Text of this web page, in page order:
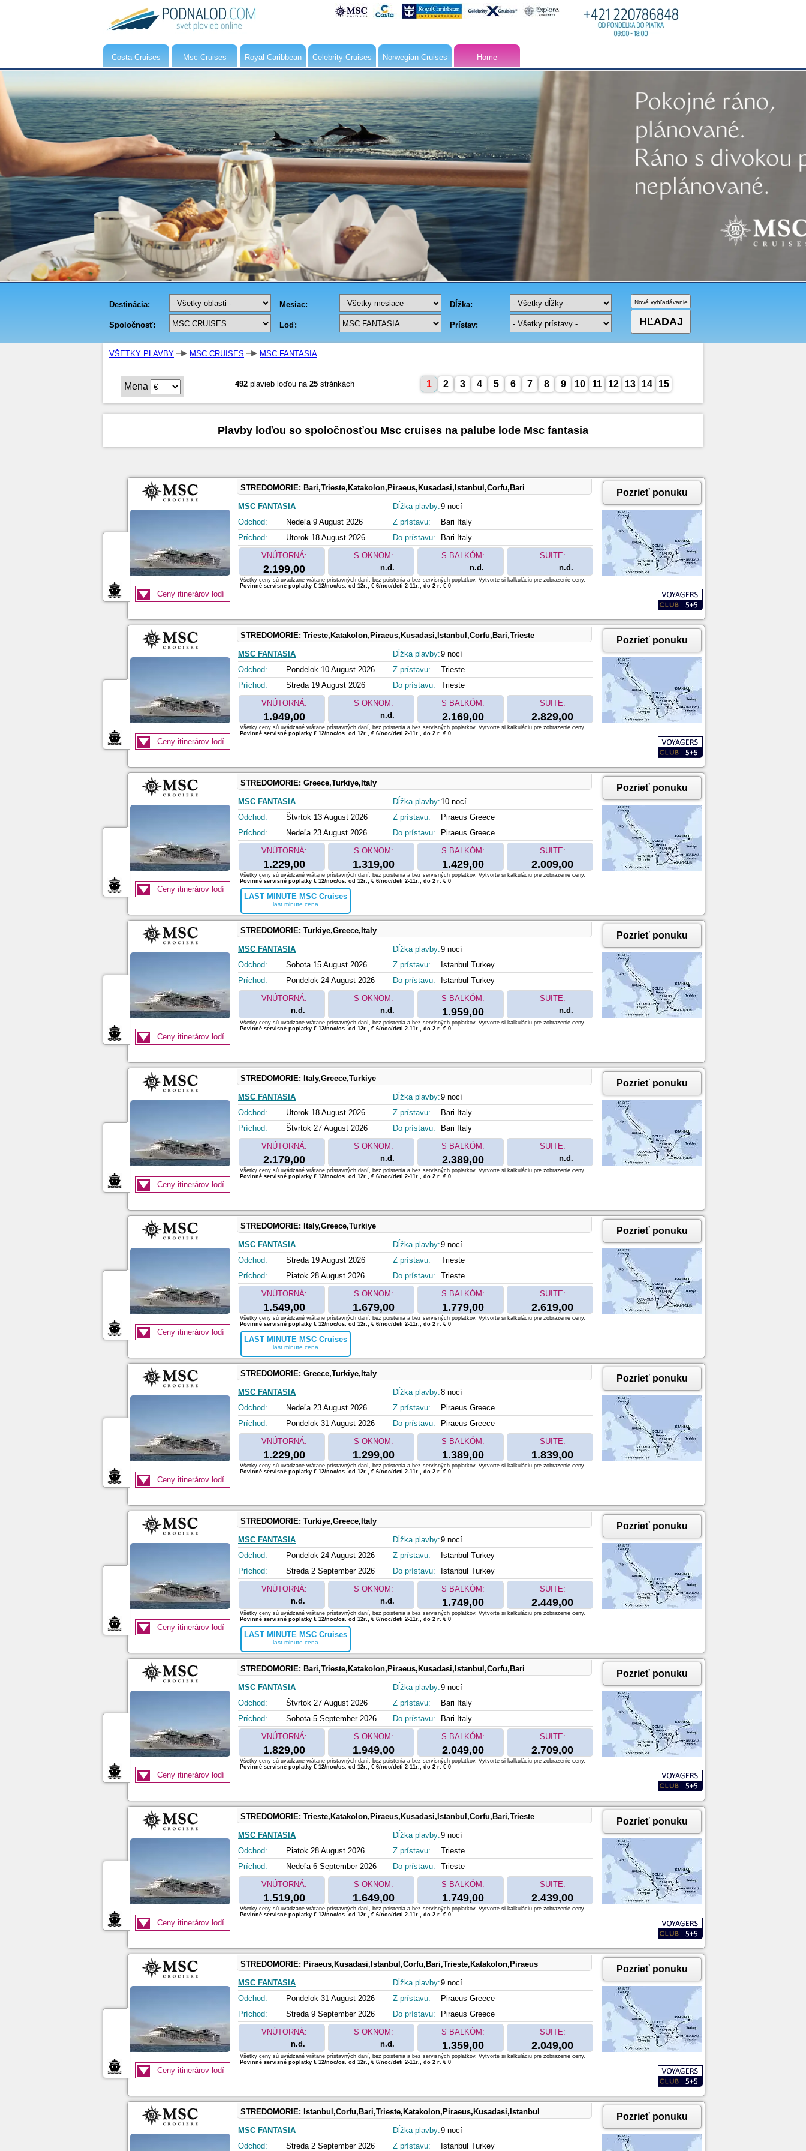
Costa Cruises Msc Cruises Royal Caribbean Celebrity Cruises Norwegian Cruises Home
VŠETKY PLAVBY MSC CRUISES MSC FANTASIA
Mena 492 plavieb loďou na 25 stránkách 15
14
13
12
11
10
9
8
7
6
5
4
3
2
1
Plavby loďou so spoločnosťou Msc cruises na palube lode Msc fantasia
STREDOMORIE: Bari,Trieste,Katakolon,Piraeus,Kusadasi,Istanbul,Corfu,Bari
MSC FANTASIA
Odchod:
Nedeľa 9 August 2026
Príchod:
Utorok 18 August 2026
Dĺžka plavby:9 nocí
Z prístavu:
Bari Italy
Do prístavu:
Bari Italy
VNÚTORNÁ:
2.199,00
S OKNOM:
n.d.
S BALKÓM:
n.d.
SUITE:
n.d.
Pozrieť ponuku
Ceny itinerárov lodí
Všetky ceny sú uvádzané vrátane prístavných daní, bez poistenia a bez servisných poplatkov. Vytvorte si kalkuláciu pre zobrazenie ceny.
Povinné servisné poplatky € 12/noc/os. od 12r., € 6/noc/deti 2-11r., do 2 r. € 0
STREDOMORIE: Trieste,Katakolon,Piraeus,Kusadasi,Istanbul,Corfu,Bari,Trieste
MSC FANTASIA
Odchod:
Pondelok 10 August 2026
Príchod:
Streda 19 August 2026
Dĺžka plavby:9 nocí
Z prístavu:
Trieste
Do prístavu:
Trieste
VNÚTORNÁ:
1.949,00
S OKNOM:
n.d.
S BALKÓM:
2.169,00
SUITE:
2.829,00
Pozrieť ponuku
Ceny itinerárov lodí
Všetky ceny sú uvádzané vrátane prístavných daní, bez poistenia a bez servisných poplatkov. Vytvorte si kalkuláciu pre zobrazenie ceny.
Povinné servisné poplatky € 12/noc/os. od 12r., € 6/noc/deti 2-11r., do 2 r. € 0
STREDOMORIE: Greece,Turkiye,Italy
MSC FANTASIA
Odchod:
Štvrtok 13 August 2026
Príchod:
Nedeľa 23 August 2026
Dĺžka plavby: 10 nocí
Z prístavu:
Piraeus Greece
Do prístavu:
Piraeus Greece
VNÚTORNÁ:
1.229,00
S OKNOM:
1.319,00
S BALKÓM:
1.429,00
SUITE:
2.009,00
LAST MINUTE MSC Cruises
last minute cena
Pozrieť ponuku
Ceny itinerárov lodí
Všetky ceny sú uvádzané vrátane prístavných daní, bez poistenia a bez servisných poplatkov. Vytvorte si kalkuláciu pre zobrazenie ceny.
Povinné servisné poplatky € 12/noc/os. od 12r., € 6/noc/deti 2-11r., do 2 r. € 0
STREDOMORIE: Turkiye,Greece,Italy
MSC FANTASIA
Odchod:
Sobota 15 August 2026
Príchod:
Pondelok 24 August 2026
Dĺžka plavby:9 nocí
Z prístavu:
Istanbul Turkey
Do prístavu:
Istanbul Turkey
VNÚTORNÁ:
n.d.
S OKNOM:
n.d.
S BALKÓM:
1.959,00
SUITE:
n.d.
Pozrieť ponuku
Ceny itinerárov lodí
Všetky ceny sú uvádzané vrátane prístavných daní, bez poistenia a bez servisných poplatkov. Vytvorte si kalkuláciu pre zobrazenie ceny.
Povinné servisné poplatky € 12/noc/os. od 12r., € 6/noc/deti 2-11r., do 2 r. € 0
STREDOMORIE: Italy,Greece,Turkiye
MSC FANTASIA
Odchod:
Utorok 18 August 2026
Príchod:
Štvrtok 27 August 2026
Dĺžka plavby:9 nocí
Z prístavu:
Bari Italy
Do prístavu:
Bari Italy
VNÚTORNÁ:
2.179,00
S OKNOM:
n.d.
S BALKÓM:
2.389,00
SUITE:
n.d.
Pozrieť ponuku
Ceny itinerárov lodí
Všetky ceny sú uvádzané vrátane prístavných daní, bez poistenia a bez servisných poplatkov. Vytvorte si kalkuláciu pre zobrazenie ceny.
Povinné servisné poplatky € 12/noc/os. od 12r., € 6/noc/deti 2-11r., do 2 r. € 0
STREDOMORIE: Italy,Greece,Turkiye
MSC FANTASIA
Odchod:
Streda 19 August 2026
Príchod:
Piatok 28 August 2026
Dĺžka plavby:9 nocí
Z prístavu:
Trieste
Do prístavu:
Trieste
VNÚTORNÁ:
1.549,00
S OKNOM:
1.679,00
S BALKÓM:
1.779,00
SUITE:
2.619,00
LAST MINUTE MSC Cruises
last minute cena
Pozrieť ponuku
Ceny itinerárov lodí
Všetky ceny sú uvádzané vrátane prístavných daní, bez poistenia a bez servisných poplatkov. Vytvorte si kalkuláciu pre zobrazenie ceny.
Povinné servisné poplatky € 12/noc/os. od 12r., € 6/noc/deti 2-11r., do 2 r. € 0
STREDOMORIE: Greece,Turkiye,Italy
MSC FANTASIA
Odchod:
Nedeľa 23 August 2026
Príchod:
Pondelok 31 August 2026
Dĺžka plavby:8 nocí
Z prístavu:
Piraeus Greece
Do prístavu:
Piraeus Greece
VNÚTORNÁ:
1.229,00
S OKNOM:
1.299,00
S BALKÓM:
1.389,00
SUITE:
1.839,00
Pozrieť ponuku
Ceny itinerárov lodí
Všetky ceny sú uvádzané vrátane prístavných daní, bez poistenia a bez servisných poplatkov. Vytvorte si kalkuláciu pre zobrazenie ceny.
Povinné servisné poplatky € 12/noc/os. od 12r., € 6/noc/deti 2-11r., do 2 r. € 0
STREDOMORIE: Turkiye,Greece,Italy
MSC FANTASIA
Odchod:
Pondelok 24 August 2026
Príchod:
Streda 2 September 2026
Dĺžka plavby:9 nocí
Z prístavu:
Istanbul Turkey
Do prístavu:
Istanbul Turkey
VNÚTORNÁ:
n.d.
S OKNOM:
n.d.
S BALKÓM:
1.749,00
SUITE:
2.449,00
LAST MINUTE MSC Cruises
last minute cena
Pozrieť ponuku
Ceny itinerárov lodí
Všetky ceny sú uvádzané vrátane prístavných daní, bez poistenia a bez servisných poplatkov. Vytvorte si kalkuláciu pre zobrazenie ceny.
Povinné servisné poplatky € 12/noc/os. od 12r., € 6/noc/deti 2-11r., do 2 r. € 0
STREDOMORIE: Bari,Trieste,Katakolon,Piraeus,Kusadasi,Istanbul,Corfu,Bari
MSC FANTASIA
Odchod:
Štvrtok 27 August 2026
Príchod:
Sobota 5 September 2026
Dĺžka plavby:9 nocí
Z prístavu:
Bari Italy
Do prístavu:
Bari Italy
VNÚTORNÁ:
1.829,00
S OKNOM:
1.949,00
S BALKÓM:
2.049,00
SUITE:
2.709,00
Pozrieť ponuku
Ceny itinerárov lodí
Všetky ceny sú uvádzané vrátane prístavných daní, bez poistenia a bez servisných poplatkov. Vytvorte si kalkuláciu pre zobrazenie ceny.
Povinné servisné poplatky € 12/noc/os. od 12r., € 6/noc/deti 2-11r., do 2 r. € 0
STREDOMORIE: Trieste,Katakolon,Piraeus,Kusadasi,Istanbul,Corfu,Bari,Trieste
MSC FANTASIA
Odchod:
Piatok 28 August 2026
Príchod:
Nedeľa 6 September 2026
Dĺžka plavby:9 nocí
Z prístavu:
Trieste
Do prístavu:
Trieste
VNÚTORNÁ:
1.519,00
S OKNOM:
1.649,00
S BALKÓM:
1.749,00
SUITE:
2.439,00
Pozrieť ponuku
Ceny itinerárov lodí
Všetky ceny sú uvádzané vrátane prístavných daní, bez poistenia a bez servisných poplatkov. Vytvorte si kalkuláciu pre zobrazenie ceny.
Povinné servisné poplatky € 12/noc/os. od 12r., € 6/noc/deti 2-11r., do 2 r. € 0
STREDOMORIE: Piraeus,Kusadasi,Istanbul,Corfu,Bari,Trieste,Katakolon,Piraeus
MSC FANTASIA
Odchod:
Pondelok 31 August 2026
Príchod:
Streda 9 September 2026
Dĺžka plavby:9 nocí
Z prístavu:
Piraeus Greece
Do prístavu:
Piraeus Greece
VNÚTORNÁ:
n.d.
S OKNOM:
n.d.
S BALKÓM:
1.359,00
SUITE:
2.049,00
Pozrieť ponuku
Ceny itinerárov lodí
Všetky ceny sú uvádzané vrátane prístavných daní, bez poistenia a bez servisných poplatkov. Vytvorte si kalkuláciu pre zobrazenie ceny.
Povinné servisné poplatky € 12/noc/os. od 12r., € 6/noc/deti 2-11r., do 2 r. € 0
STREDOMORIE: Istanbul,Corfu,Bari,Trieste,Katakolon,Piraeus,Kusadasi,Istanbul
MSC FANTASIA
Odchod:
Streda 2 September 2026
Dĺžka plavby:9 nocí
Z prístavu:
Istanbul Turkey
Pozrieť ponuku